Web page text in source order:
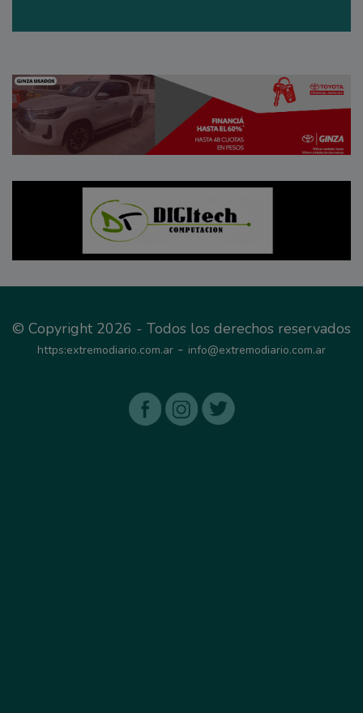
© Copyright 2026 - Todos los derechos reservados
https:extremodiario.com.ar - info@extremodiario.com.ar